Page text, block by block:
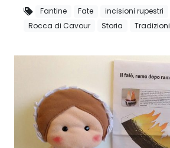
Fantine Fate incisioni rupestri
Rocca di Cavour
Storia Tradizioni